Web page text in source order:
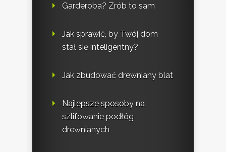
Garderoba? Zrób to sam
Jak sprawić, by Twój dom
stał się inteligentny?
Jak zbudować drewniany blat
Najlepsze sposoby na
szlifowanie podłóg
drewnianych